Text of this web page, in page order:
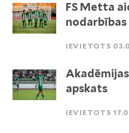
FS Metta
nodarbības
IEVIETOTS
apskats
IEVIETOTS